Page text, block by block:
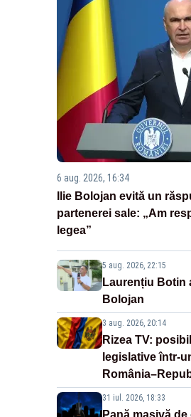
6 aug. 2026, 16:34
Ilie Bolojan evită un
partenerei sale: „Am
legea”
5 aug. 2026, 22:15
Laurențiu Botin
Bolojan
3 aug. 2026, 20:14
Rizea TV:
legislative într-
31 iul. 2026, 18:33
Pană masivă